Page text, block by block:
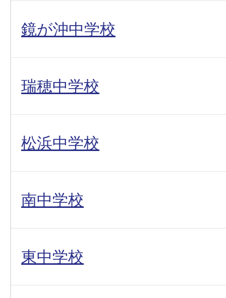
鏡が沖中学校
瑞穂中学校
松浜中学校
南中学校
東中学校